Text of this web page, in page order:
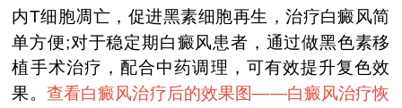
内T细胞凋亡，促进黑素细胞再生，治疗白癜风简
单方便;对于稳定期白癜风患者，通过做黑色素移
植手术治疗，配合中药调理，可有效提升复色效
果。 查看白癜风治疗后的效果图——白癜风治疗恢